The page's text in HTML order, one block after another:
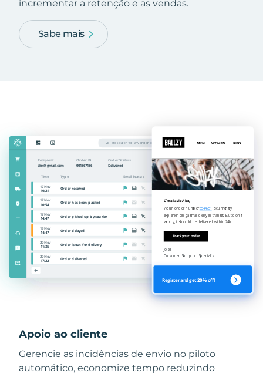
incrementar a retenção e as vendas.
Sabe mais
Apoio ao cliente
Gerencie as incidências de envio no piloto
automático, economize tempo reduzindo